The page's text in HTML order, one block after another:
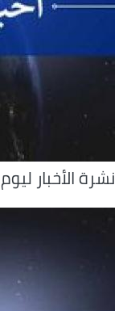
نشرة الأخبار ليوم 05/07/2026